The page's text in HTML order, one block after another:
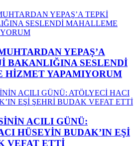
YEPAŞ’A
BAKANLIĞINA SESLENDİ
HİZMET YAPAMIYORUM
ACILI GÜNÜ:
HÜSEYİN BUDAK’IN EŞİ
VEFAT ETTİ